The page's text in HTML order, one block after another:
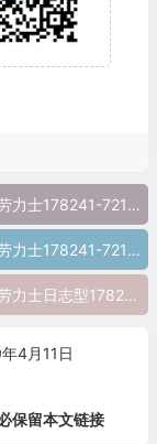
劳力士178241-72161图片
劳力士178241-72161报价
劳力士日志型178241-72161 精仿劳力士178241-72161 高仿劳力士178241-72161 复刻劳力士178241-72161 a货劳力士178241-72161 超a劳力士178241-72161 一比一精仿劳力
4月11日
保留本文链接